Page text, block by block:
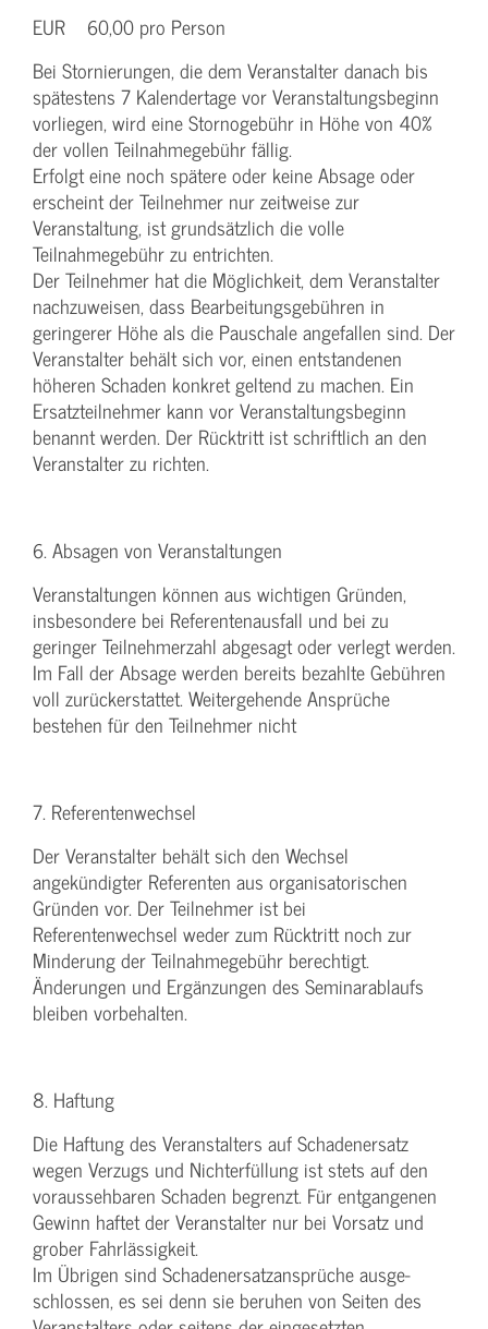
EUR 60,00 pro Person
Bei Stornierungen, die dem Veranstalter danach bis
spätestens 7 Kalendertage vor Veranstaltungsbeginn
vorliegen, wird eine Stornogebühr in Höhe von 40%
der vollen Teilnahmegebühr fällig.
Erfolgt eine noch spätere oder keine Absage oder
erscheint der Teilnehmer nur zeitweise zur
Veranstaltung, ist grundsätzlich die volle
Teilnahmegebühr zu entrichten.
Der Teilnehmer hat die Möglichkeit, dem Veranstalter
nachzuweisen, dass Bearbeitungsgebühren in
geringerer Höhe als die Pauschale angefallen sind. Der
Veranstalter behält sich vor, einen entstandenen
höheren Schaden konkret geltend zu machen. Ein
Ersatzteilnehmer kann vor Veranstaltungsbeginn
benannt werden. Der Rücktritt ist schriftlich an den
Veranstalter zu richten.
6. Absagen von Veranstaltungen
Veranstaltungen können aus wichtigen Gründen,
insbesondere bei Referentenausfall und bei zu
geringer Teilnehmerzahl abgesagt oder verlegt werden.
Im Fall der Absage werden bereits bezahlte Gebühren
voll zurückerstattet. Weitergehende Ansprüche
bestehen für den Teilnehmer nicht
7. Referentenwechsel
Der Veranstalter behält sich den Wechsel
angekündigter Referenten aus organisatorischen
Gründen vor. Der Teilnehmer ist bei
Referentenwechsel weder zum Rücktritt noch zur
Minderung der Teilnahmegebühr berechtigt.
Änderungen und Ergänzungen des Seminarablaufs
bleiben vorbehalten.
8. Haftung
Die Haftung des Veranstalters auf Schadenersatz
wegen Verzugs und Nichterfüllung ist stets auf den
voraussehbaren Schaden begrenzt. Für entgangenen
Gewinn haftet der Veranstalter nur bei Vorsatz und
grober Fahrlässigkeit.
Im Übrigen sind Schadenersatzansprüche ausge-
schlossen, es sei denn sie beruhen von Seiten des